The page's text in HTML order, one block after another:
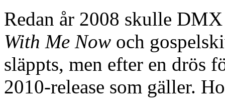
Redan år 2008 skulle
With Me Now och
släppts, men efter en drös
2010-release som gäller.